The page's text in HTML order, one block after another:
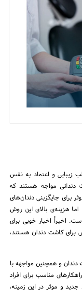
بانک، بیمه و سرمایه
مسکن و ساختمان
زیبایی و اعتماد به نفس
دندانی مواجه هستند که
برای جایگزینی دندان‌های
هزینه‌ی بالای این روش
اخیراً اخبار خوبی برای
برای کاشت دندان هستند،
دندان و همچنین مواجهه با
مناسب برای افراد
و موثر در این زمینه،